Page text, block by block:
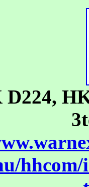
hhcom/